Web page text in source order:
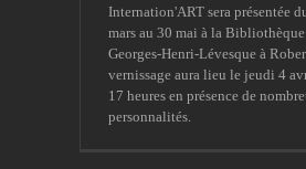
Internation'ART sera présentée
mars au 30 mai à la Bibliothèque
Georges-Henri-Lévesque à
vernissage aura lieu le jeudi 4
17 heures en présence de
personnalités.